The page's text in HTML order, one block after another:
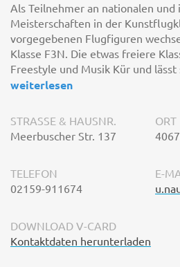
Als Teilnehmer an nationalen
Meisterschaften in der
vorgegebenen Flugfiguren
Klasse F3N. Die etwas freiere
Freestyle und Musik Kür und
weiterlesen
STRASSE & HAUSNR.
Meerbuscher Str. 137
ORT
TELEFON
02159-911674
E-
DOWNLOAD V-CARD
Kontaktdaten herunterladen